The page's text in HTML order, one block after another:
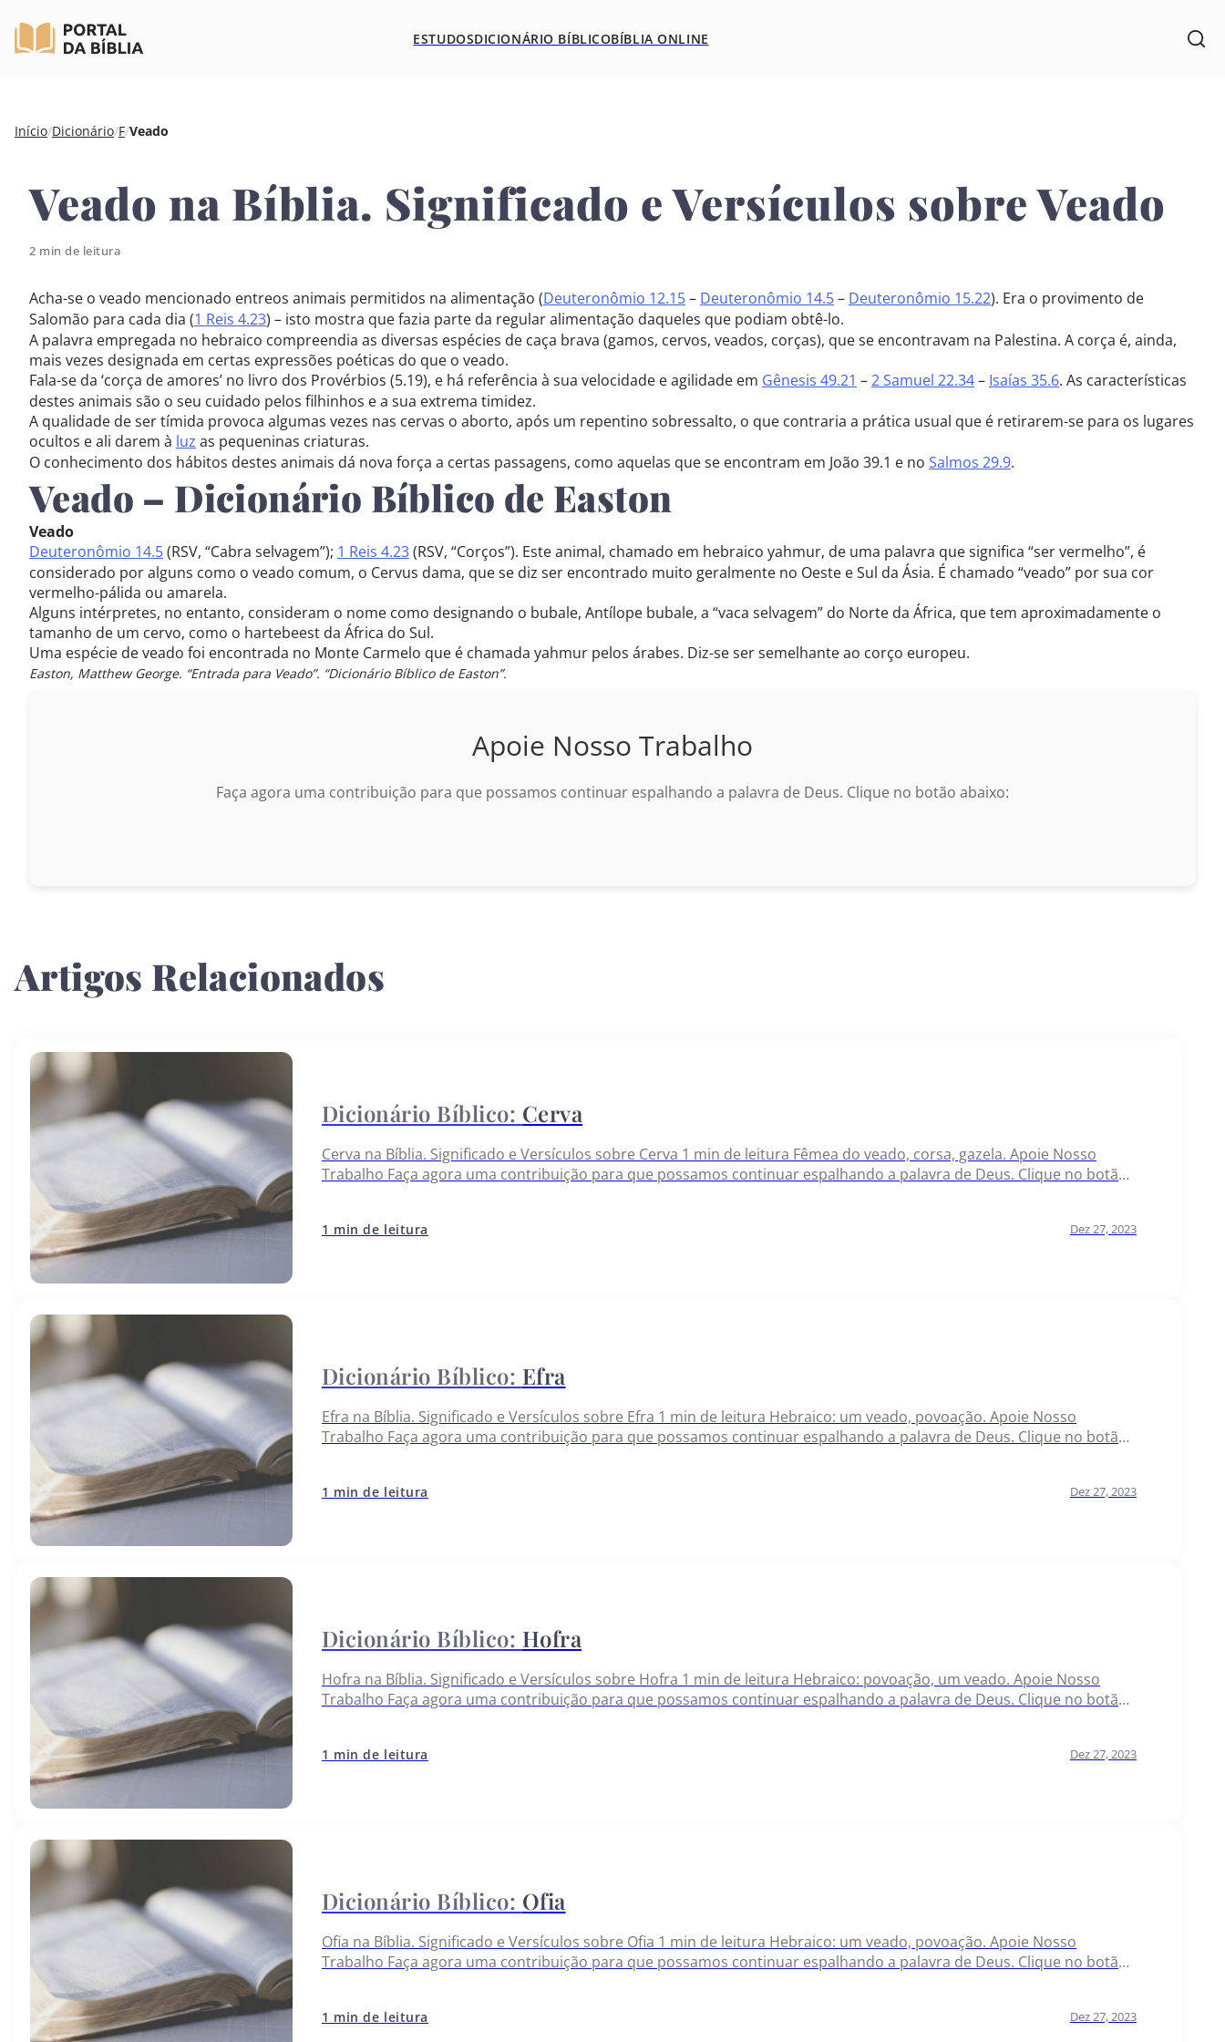
Pular
conteúdo
ESTUDOSDICIONÁRIO BÍBLICOBÍBLIA ONLINE
Início/Dicionário/F/Veado
Veado na Bíblia. Significado e Versículos sobre Veado
2 min de leitura
Acha-se o veado mencionado entreos animais permitidos na alimentação (Deuteronômio 12.15– Deuteronômio 14.5– Deuteronômio 15.22). Era o provimento de
Salomão para cada dia (1 Reis 4.23) – isto mostra que fazia parte da regular alimentação daqueles que podiam obtê-lo.
A palavra empregada no hebraico compreendia as diversas espécies de caça brava (gamos, cervos, veados, corças), que se encontravam na Palestina. A corça é, ainda,
mais vezes designada em certas expressões poéticas do que o veado.
Fala-se da ‘corça de amores’ no livro dos Provérbios (5.19), e há referência à sua velocidade e agilidade em Gênesis 49.21 –2 Samuel 22.34– Isaías 35.6. As características
destes animais são o seu cuidado pelos filhinhos e a sua extrema timidez.
A qualidade de ser tímida provoca algumas vezes nas cervas o aborto, após um repentino sobressalto, o que contraria a prática usual que é retirarem-se para os lugares
ocultos e ali darem à luz as pequeninas criaturas.
O conhecimento dos hábitos destes animais dá nova força a certas passagens, como aquelas que se encontram em João 39.1 e no Salmos 29.9.
Veado – Dicionário Bíblico de Easton
Veado
Deuteronômio 14.5(RSV, “Cabra selvagem”); 1 Reis 4.23(RSV, “Corços”). Este animal, chamado em hebraico yahmur, de uma palavra que significa “ser vermelho”, é
considerado por alguns como o veado comum, o Cervus dama, que se diz ser encontrado muito geralmente no Oeste e Sul da Ásia. É chamado “veado” por sua cor
vermelho-pálida ou amarela.
Alguns intérpretes, no entanto, consideram o nome como designando o bubale, Antílope bubale, a “vaca selvagem” do Norte da África, que tem aproximadamente o
tamanho de um cervo, como o hartebeest da África do Sul.
Uma espécie de veado foi encontrada no Monte Carmelo que é chamada yahmur pelos árabes. Diz-se ser semelhante ao corço europeu.
Easton, Matthew George. “Entrada para Veado”. “Dicionário Bíblico de Easton”.
Apoie Nosso Trabalho
Faça agora uma contribuição para que possamos continuar espalhando a palavra de Deus. Clique no botão abaixo:
Artigos Relacionados
Cerva
Cerva na Bíblia. Significado e Versículos sobre Cerva 1 min de leitura Fêmea do veado, corsa, gazela. Apoie Nosso
Trabalho Faça agora uma contribuição para que possamos continuar espalhando a palavra de Deus. Clique no botão
1 min de leitura Dez 27, 2023
Efra
Efra na Bíblia. Significado e Versículos sobre Efra 1 min de leitura Hebraico: um veado, povoação. Apoie Nosso
Trabalho Faça agora uma contribuição para que possamos continuar espalhando a palavra de Deus. Clique no botão
1 min de leitura Dez 27, 2023
Hofra
Hofra na Bíblia. Significado e Versículos sobre Hofra 1 min de leitura Hebraico: povoação, um veado. Apoie Nosso
Trabalho Faça agora uma contribuição para que possamos continuar espalhando a palavra de Deus. Clique no botão
1 min de leitura Dez 27, 2023
Ofia
Ofia na Bíblia. Significado e Versículos sobre Ofia 1 min de leitura Hebraico: um veado, povoação. Apoie Nosso
Trabalho Faça agora uma contribuição para que possamos continuar espalhando a palavra de Deus. Clique no botão
1 min de leitura Dez 27, 2023